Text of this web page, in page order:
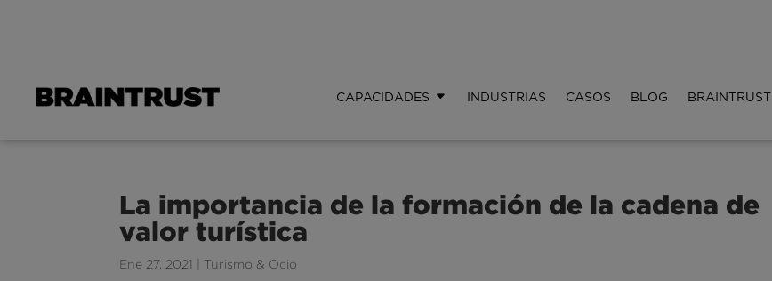
CAPACIDADES INDUSTRIAS CASOS BLOG BRAINTRUST
La importancia de la formación de la cadena de
valor turística
Ene 27, 2021 Turismo & Ocio